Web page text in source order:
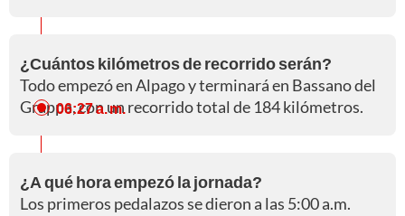
¿Cuántos kilómetros de recorrido serán?
Todo empezó en Alpago y terminará en Bassano del
Grappa, con un recorrido total de 184 kilómetros.
06:27 a. m.
¿A qué hora empezó la jornada?
Los primeros pedalazos se dieron a las 5:00 a.m.